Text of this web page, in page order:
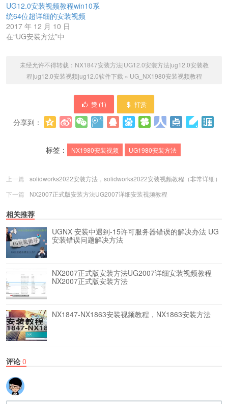
UG12.0安装视频教程win10系
统64位超详细的安装视频
2017 年 12 月 10 日
在“UG安装方法”中
未经允许不得转载： NX1847安装方法|UG12.0安装方法|ug12.0安装教
程|ug12.0安装视频|ug12.0软件下载 » UG_NX1980安装视频教程
赞 (1) 打赏
分享到：
标签：
NX1980安装视频 UG1980安装方法
上一篇
solidworks2022安装方法，solidworks2022安装视频教程（非常详细）
下一篇
NX2007正式版安装方法UG2007详细安装视频教程
相关推荐
UGNX 安装中遇到-15许可服务器错误的解决办法 UG
安装错误问题解决方法
NX2007正式版安装方法UG2007详细安装视频教程
NX2007正式版安装方法
NX1847-NX1863安装视频教程，NX1863安装方法
评论 0